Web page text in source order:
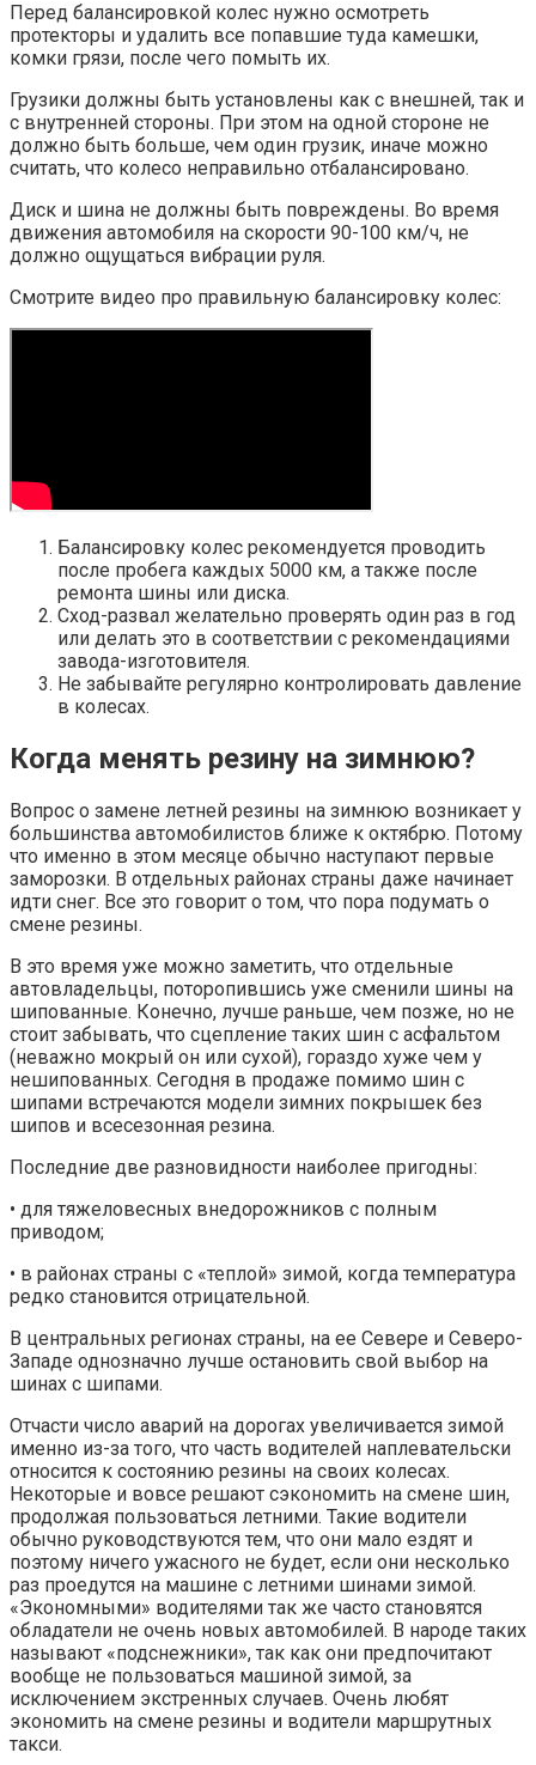
Перед балансировкой колес нужно осмотреть
протекторы и удалить все попавшие туда камешки,
комки грязи, после чего помыть их.
Грузики должны быть установлены как с внешней, так и
с внутренней стороны. При этом на одной стороне не
должно быть больше, чем один грузик, иначе можно
считать, что колесо неправильно отбалансировано.
Диск и шина не должны быть повреждены. Во время
движения автомобиля на скорости 90-100 км/ч, не
должно ощущаться вибрации руля.
Смотрите видео про правильную балансировку колес:
Балансировку колес рекомендуется проводить
после пробега каждых 5000 км, а также после
ремонта шины или диска.
Сход-развал желательно проверять один раз в год
или делать это в соответствии с рекомендациями
завода-изготовителя.
Не забывайте регулярно контролировать давление
в колесах.
Когда менять резину на зимнюю?
Вопрос о замене летней резины на зимнюю возникает у
большинства автомобилистов ближе к октябрю. Потому
что именно в этом месяце обычно наступают первые
заморозки. В отдельных районах страны даже начинает
идти снег. Все это говорит о том, что пора подумать о
смене резины.
В это время уже можно заметить, что отдельные
автовладельцы, поторопившись уже сменили шины на
шипованные. Конечно, лучше раньше, чем позже, но не
стоит забывать, что сцепление таких шин с асфальтом
(неважно мокрый он или сухой), гораздо хуже чем у
нешипованных. Сегодня в продаже помимо шин с
шипами встречаются модели зимних покрышек без
шипов и всесезонная резина.
Последние две разновидности наиболее пригодны:
• для тяжеловесных внедорожников с полным
приводом;
• в районах страны с «теплой» зимой, когда температура
редко становится отрицательной.
В центральных регионах страны, на ее Севере и Северо-
Западе однозначно лучше остановить свой выбор на
шинах с шипами.
Отчасти число аварий на дорогах увеличивается зимой
именно из-за того, что часть водителей наплевательски
относится к состоянию резины на своих колесах.
Некоторые и вовсе решают сэкономить на смене шин,
продолжая пользоваться летними. Такие водители
обычно руководствуются тем, что они мало ездят и
поэтому ничего ужасного не будет, если они несколько
раз проедутся на машине с летними шинами зимой.
«Экономными» водителями так же часто становятся
обладатели не очень новых автомобилей. В народе таких
называют «подснежники», так как они предпочитают
вообще не пользоваться машиной зимой, за
исключением экстренных случаев. Очень любят
экономить на смене резины и водители маршрутных
такси.